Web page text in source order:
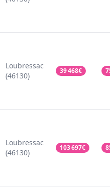
Loubressac
(46130)
39 468€
Loubressac
(46130)
103 697€